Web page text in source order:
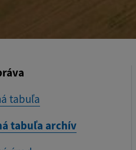
tabuľa
tabuľa archív